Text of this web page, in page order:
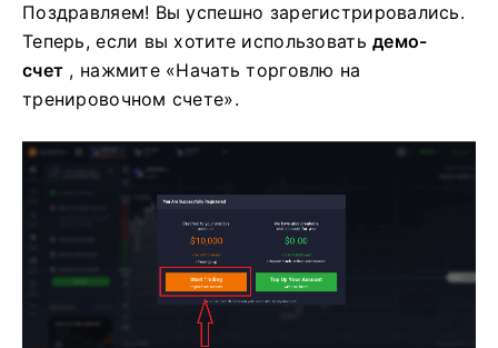
Поздравляем! Вы успешно зарегистрировались.
Теперь, если вы хотите использоватьдемо-
счет , нажмите «Начать торговлю на
тренировочном счете».